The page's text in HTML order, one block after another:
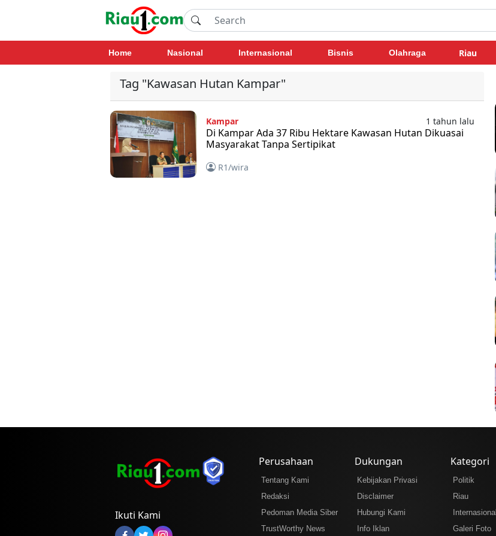
Home Nasional Internasional Bisnis Olahraga Riau
Tag "Kawasan Hutan Kampar"
Kampar 1 tahun lalu
Di Kampar Ada 37 Ribu Hektare Kawasan Hutan Dikuasai
Masyarakat Tanpa Sertipikat
R1/wira
Ikuti Kami
Perusahaan
Tentang Kami
Redaksi
Pedoman Media Siber
TrustWorthy News
Dukungan
Kebijakan Privasi
Disclaimer
Hubungi Kami
Info Iklan
Kategori
Politik
Riau
Internasional
Galeri Foto